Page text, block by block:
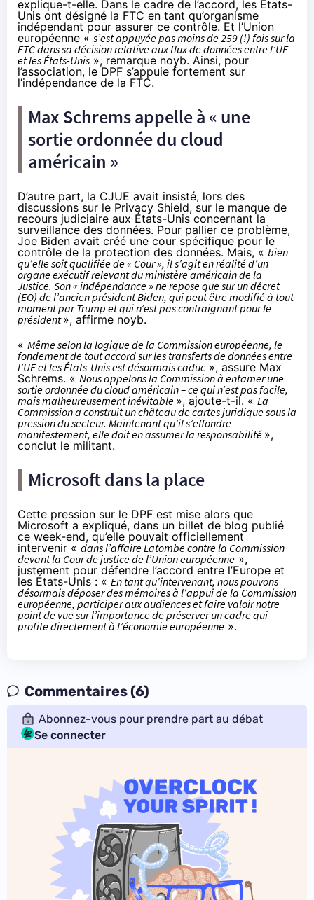
explique-t-elle. Dans le cadre de l’accord, les États-
Unis ont désigné la FTC en tant qu’organisme
indépendant pour assurer ce contrôle. Et l’Union
européenne « s’est appuyée pas moins de 259 (!) fois sur la
FTC dans sa décision relative aux flux de données entre l’UE
et les États-Unis », remarque noyb. Ainsi, pour
l’association, le DPF s’appuie fortement sur
l’indépendance de la FTC.
Max Schrems appelle à « une
sortie ordonnée du cloud
américain »
D’autre part, la CJUE avait insisté, lors des
discussions sur le Privacy Shield, sur le manque de
recours judiciaire aux États-Unis concernant la
surveillance des données. Pour pallier ce problème,
Joe Biden avait créé une cour spécifique pour le
contrôle de la protection des données. Mais, « bien
qu’elle soit qualifiée de « Cour », il s’agit en réalité d’un
organe exécutif relevant du ministère américain de la
Justice. Son « indépendance » ne repose que sur un décret
(EO) de l’ancien président Biden, qui peut être modifié à tout
moment par Trump et qui n’est pas contraignant pour le
président», affirme noyb.
« Même selon la logique de la Commission européenne, le
fondement de tout accord sur les transferts de données entre
l’UE et les États-Unis est désormais caduc », assure Max
Schrems. « Nous appelons la Commission à entamer une
sortie ordonnée du cloud américain – ce qui n’est pas facile,
mais malheureusement inévitable », ajoute-t-il. « La
Commission a construit un château de cartes juridique sous la
pression du secteur. Maintenant qu’il s’effondre
manifestement, elle doit en assumer la responsabilité »,
conclut le militant.
Microsoft dans la place
Cette pression sur le DPF est mise alors que
Microsoft a expliqué, dans un billet de blog publié
ce week-end, qu’elle pouvait officiellement
intervenir « dans l’affaire Latombe contre la Commission
devant la Cour de justice de l’Union européenne »,
justement pour défendre l’accord entre l’Europe et
les États-Unis : « En tant qu’intervenant, nous pouvons
désormais déposer des mémoires à l’appui de la Commission
européenne, participer aux audiences et faire valoir notre
point de vue sur l’importance de préserver un cadre qui
profite directement à l’économie européenne ».
Commentaires (6)
Abonnez-vous pour prendre part au débat
Se connecter